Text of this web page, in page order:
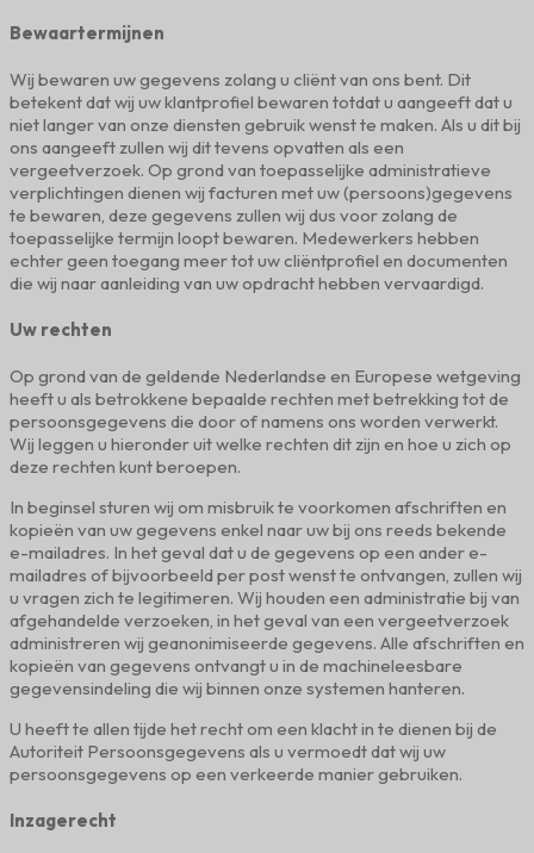
Bewaartermijnen
Wij bewaren uw gegevens zolang u cliënt van ons bent. Dit
betekent dat wij uw klantprofiel bewaren totdat u aangeeft dat u
niet langer van onze diensten gebruik wenst te maken. Als u dit bij
ons aangeeft zullen wij dit tevens opvatten als een
vergeetverzoek. Op grond van toepasselijke administratieve
verplichtingen dienen wij facturen met uw (persoons)gegevens
te bewaren, deze gegevens zullen wij dus voor zolang de
toepasselijke termijn loopt bewaren. Medewerkers hebben
echter geen toegang meer tot uw cliëntprofiel en documenten
die wij naar aanleiding van uw opdracht hebben vervaardigd.
Uw rechten
Op grond van de geldende Nederlandse en Europese wetgeving
heeft u als betrokkene bepaalde rechten met betrekking tot de
persoonsgegevens die door of namens ons worden verwerkt.
Wij leggen u hieronder uit welke rechten dit zijn en hoe u zich op
deze rechten kunt beroepen.
In beginsel sturen wij om misbruik te voorkomen afschriften en
kopieën van uw gegevens enkel naar uw bij ons reeds bekende
e-mailadres. In het geval dat u de gegevens op een ander e-
mailadres of bijvoorbeeld per post wenst te ontvangen, zullen wij
u vragen zich te legitimeren. Wij houden een administratie bij van
afgehandelde verzoeken, in het geval van een vergeetverzoek
administreren wij geanonimiseerde gegevens. Alle afschriften en
kopieën van gegevens ontvangt u in de machineleesbare
gegevensindeling die wij binnen onze systemen hanteren.
U heeft te allen tijde het recht om een klacht in te dienen bij de
Autoriteit Persoonsgegevens als u vermoedt dat wij uw
persoonsgegevens op een verkeerde manier gebruiken.
Inzagerecht